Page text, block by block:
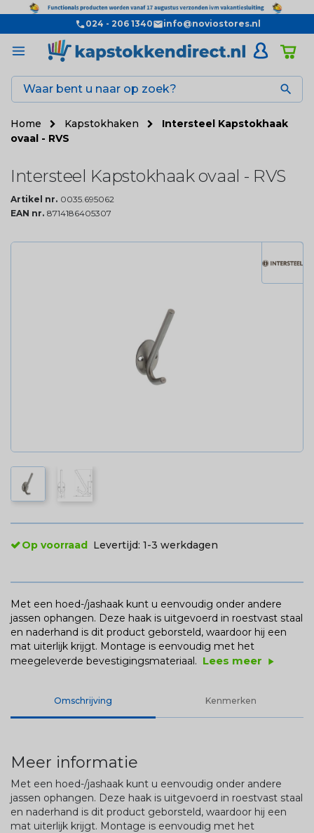
024 - 206 1340 info@noviostores.nl

Home Kapstokhaken
Intersteel Kapstokhaak
ovaal - RVS
Intersteel Kapstokhaak ovaal - RVS
Artikel nr. 0035.695062
EAN nr. 8714186405307
Op voorraad Levertijd: 1-3 werkdagen
Met een hoed-/jashaak kunt u eenvoudig onder andere
jassen ophangen. Deze haak is uitgevoerd in roestvast staal
en naderhand is dit product geborsteld, waardoor hij een
mat uiterlijk krijgt. Montage is eenvoudig met het
meegeleverde bevestigingsmateriaal. Lees meer play_arrow
Omschrijving Kenmerken
Meer informatie
Met een hoed-/jashaak kunt u eenvoudig onder andere
jassen ophangen. Deze haak is uitgevoerd in roestvast staal
en naderhand is dit product geborsteld, waardoor hij een
mat uiterlijk krijgt. Montage is eenvoudig met het